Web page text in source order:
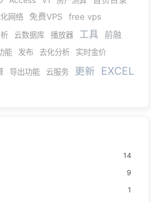
网络 免费VPS free vps
云数据库 播放器 工具
前融
能 发布 去化分析 实时金价
导出功能 云服务 更新 EXCEL
14
9
1